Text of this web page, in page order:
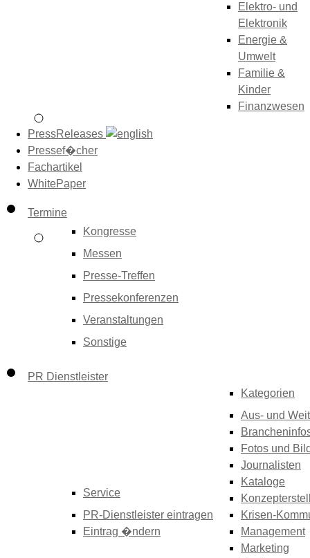
Elektro- und
Elektronik
Energie &
Umwelt
Familie &
Kinder
Finanzwesen
PressReleases
Pressef�cher
Fachartikel
WhitePaper
Termine
Kongresse
Messen
Presse-Treffen
Pressekonferenzen
Veranstaltungen
Sonstige
PR Dienstleister
Service
PR-Dienstleister eintragen
Eintrag �ndern
Kategorien
Aus- und
Fotos und
Journalisten
Kataloge
Krisen-
Management
Marketing